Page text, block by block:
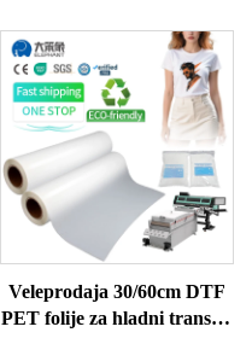
Veleprodaja 30/60cm DTF
PET folije za hladni transfer